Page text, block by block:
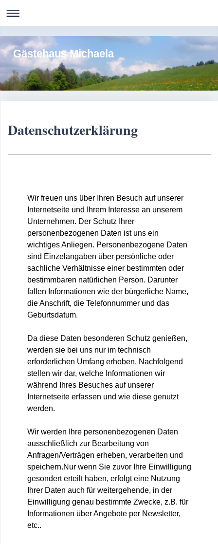
Gästehaus Michaela
Datenschutzerklärung
Wir freuen uns über Ihren Besuch auf unserer
Internetseite und Ihrem Interesse an unserem
Unternehmen. Der Schutz Ihrer
personenbezogenen Daten ist uns ein
wichtiges Anliegen. Personenbezogene Daten
sind Einzelangaben über persönliche oder
sachliche Verhältnisse einer bestimmten oder
bestimmbaren natürlichen Person. Darunter
fallen Informationen wie der bürgerliche Name,
die Anschrift, die Telefonnummer und das
Geburtsdatum.
Da diese Daten besonderen Schutz genießen,
werden sie bei uns nur im technisch
erforderlichen Umfang erhoben. Nachfolgend
stellen wir dar, welche Informationen wir
während Ihres Besuches auf unserer
Internetseite erfassen und wie diese genutzt
werden.
Wir werden Ihre personenbezogenen Daten
ausschließlich zur Bearbeitung von
Anfragen/Verträgen erheben, verarbeiten und
speichern.Nur wenn Sie zuvor Ihre Einwilligung
gesondert erteilt haben, erfolgt eine Nutzung
Ihrer Daten auch für weitergehende, in der
Einwilligung genau bestimmte Zwecke, z.B. für
Informationen über Angebote per Newsletter,
etc..